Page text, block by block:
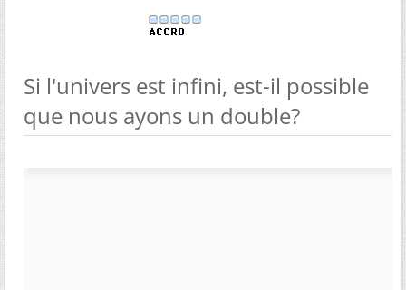
Si l'univers est infini, est-il possible
que nous ayons un double?